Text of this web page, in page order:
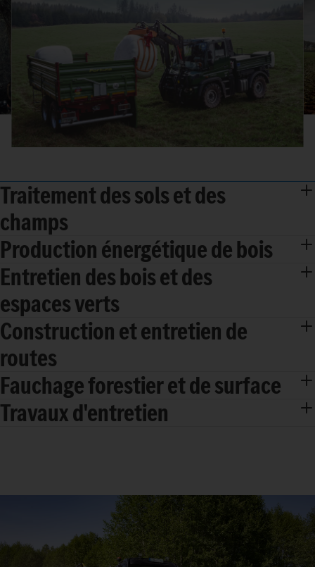
Traitement des sols et des
champs
Production énergétique de bois
Entretien des bois et des
espaces verts
Construction et entretien de
routes
Fauchage forestier et de surface
Travaux d'entretien